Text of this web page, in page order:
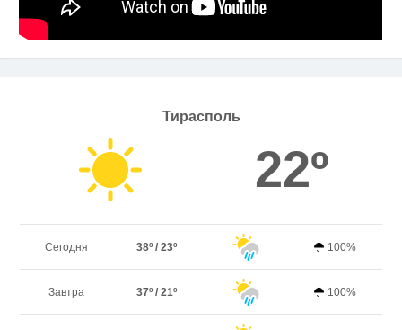
Тирасполь
22º
Сегодня 38º / 23º 100%
Завтра 37º / 21º 100%